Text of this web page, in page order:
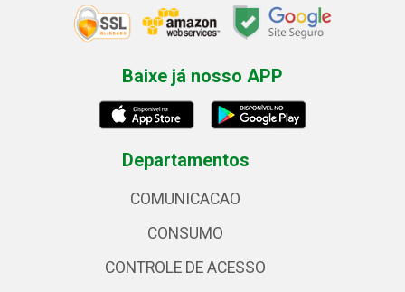
Baixe já nosso APP
Departamentos
COMUNICACAO
CONSUMO
CONTROLE DE ACESSO